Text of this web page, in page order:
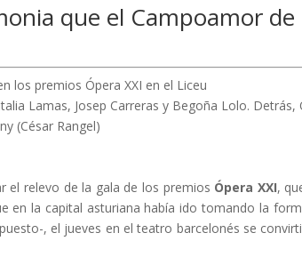
que el Campoamor
Lamas, Josep Carreras y Begoña Lolo. Detrás,
(César Rangel)
relevo de la gala de los premios Ópera XXI,
en la capital asturiana había ido tomando la
, el jueves en el teatro barcelonés se